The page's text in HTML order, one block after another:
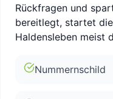
Rückfragen und
bereitlegt, startet
Haldensleben meist
Nummernschild